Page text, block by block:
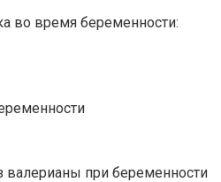
во время беременности:
валерианы при беременности